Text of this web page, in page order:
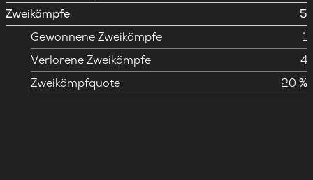
Zweikämpfe
5
Gewonnene Zweikämpfe
1
Verlorene Zweikämpfe
4
Zweikämpfquote
20 %